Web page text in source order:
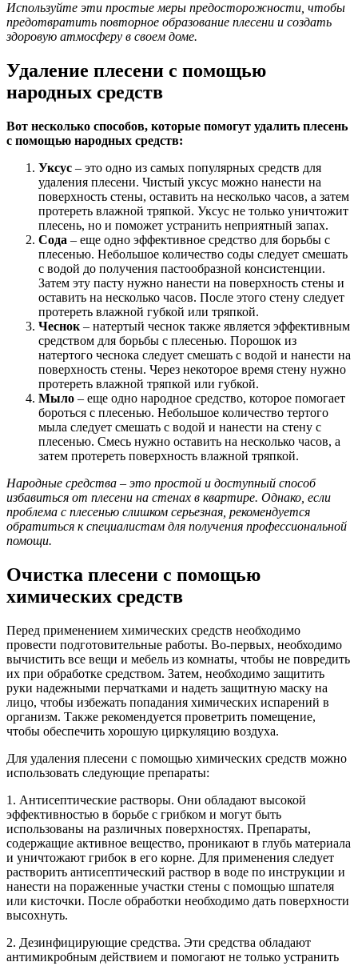
Используйте эти простые меры предосторожности, чтобы
предотвратить повторное образование плесени и создать
здоровую атмосферу в своем доме.
Удаление плесени с помощью
народных средств
Вот несколько способов, которые помогут удалить плесень
с помощью народных средств:
Уксус – это одно из самых популярных средств для
удаления плесени. Чистый уксус можно нанести на
поверхность стены, оставить на несколько часов, а затем
протереть влажной тряпкой. Уксус не только уничтожит
плесень, но и поможет устранить неприятный запах.
Сода – еще одно эффективное средство для борьбы с
плесенью. Небольшое количество соды следует смешать
с водой до получения пастообразной консистенции.
Затем эту пасту нужно нанести на поверхность стены и
оставить на несколько часов. После этого стену следует
протереть влажной губкой или тряпкой.
Чеснок – натертый чеснок также является эффективным
средством для борьбы с плесенью. Порошок из
натертого чеснока следует смешать с водой и нанести на
поверхность стены. Через некоторое время стену нужно
протереть влажной тряпкой или губкой.
Мыло – еще одно народное средство, которое помогает
бороться с плесенью. Небольшое количество тертого
мыла следует смешать с водой и нанести на стену с
плесенью. Смесь нужно оставить на несколько часов, а
затем протереть поверхность влажной тряпкой.
Народные средства – это простой и доступный способ
избавиться от плесени на стенах в квартире. Однако, если
проблема с плесенью слишком серьезная, рекомендуется
обратиться к специалистам для получения профессиональной
помощи.
Очистка плесени с помощью
химических средств
Перед применением химических средств необходимо
провести подготовительные работы. Во-первых, необходимо
вычистить все вещи и мебель из комнаты, чтобы не повредить
их при обработке средством. Затем, необходимо защитить
руки надежными перчатками и надеть защитную маску на
лицо, чтобы избежать попадания химических испарений в
организм. Также рекомендуется проветрить помещение,
чтобы обеспечить хорошую циркуляцию воздуха.
Для удаления плесени с помощью химических средств можно
использовать следующие препараты:
1. Антисептические растворы. Они обладают высокой
эффективностью в борьбе с грибком и могут быть
использованы на различных поверхностях. Препараты,
содержащие активное вещество, проникают в глубь материала
и уничтожают грибок в его корне. Для применения следует
растворить антисептический раствор в воде по инструкции и
нанести на пораженные участки стены с помощью шпателя
или кисточки. После обработки необходимо дать поверхности
высохнуть.
2. Дезинфицирующие средства. Эти средства обладают
антимикробным действием и помогают не только устранить